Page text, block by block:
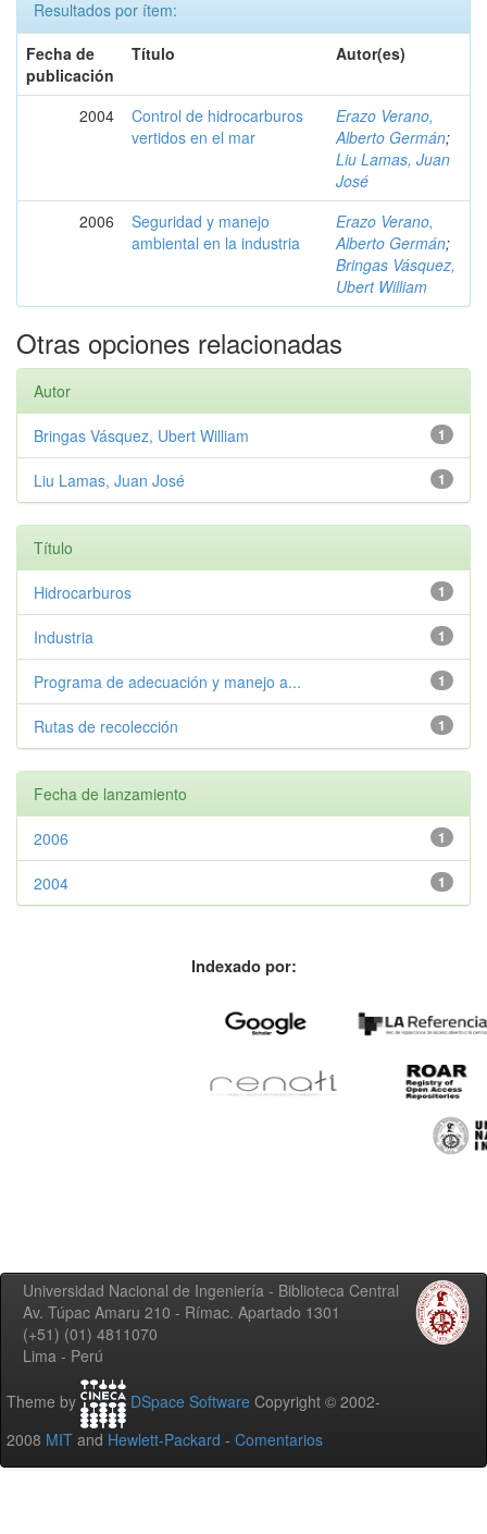
Resultados por ítem:
Fecha de
publicación
Título Autor(es)
2004
Control de hidrocarburos
vertidos en el mar
Erazo Verano,
Alberto Germán;
Liu Lamas, Juan
José
2006
Seguridad y manejo
ambiental en la industria
Erazo Verano,
Alberto Germán;
Bringas Vásquez,
Ubert William
Otras opciones relacionadas
Autor
1
Bringas Vásquez, Ubert William
1
Liu Lamas, Juan José
Título
1
Hidrocarburos
1
Industria
1
Programa de adecuación y manejo a...
1
Rutas de recolección
Fecha de lanzamiento
1
2006
1
2004
Indexado por:
Universidad Nacional de Ingeniería - Biblioteca Central
Av. Túpac Amaru 210 - Rímac. Apartado 1301
(+51) (01) 4811070
Lima - Perú
Theme by DSpace Software Copyright © 2002-
2008 MIT and Hewlett-Packard - Comentarios